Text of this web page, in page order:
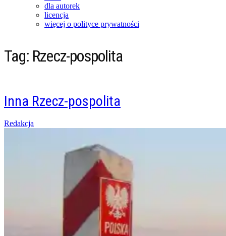
dla autorek
licencja
więcej o polityce prywatności
Tag: Rzecz-pospolita
Inna Rzecz-pospolita
Posted
Redakcja